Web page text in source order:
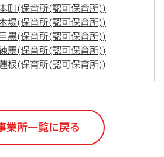
町(保育所(認可保育所))
場(保育所(認可保育所))
黒(保育所(認可保育所))
馬(保育所(認可保育所))
根(保育所(認可保育所))
業所一覧に戻る